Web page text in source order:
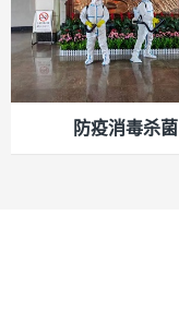
防疫消毒杀菌